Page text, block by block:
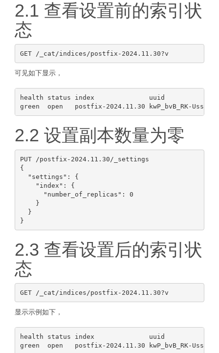
2.1 查看设置前的索引状
态
可见如下显示，
health status index              uuid
2.2 设置副本数量为零
PUT /postfix-2024.11.30/_settings
{
  "settings": {
    "index": {
      "number_of_replicas": 0
    }
  }
2.3 查看设置后的索引状
态
显示示例如下，
health status index              uuid